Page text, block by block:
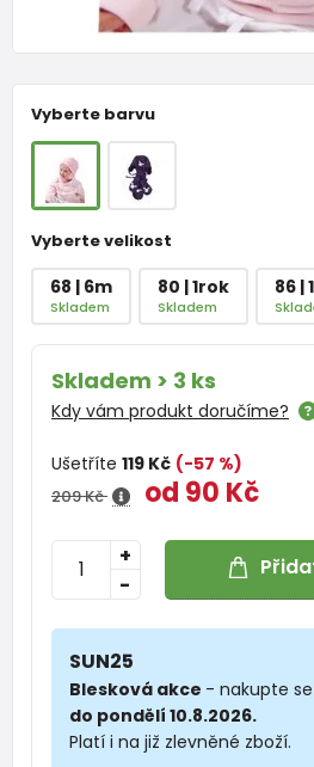
Vyberte barvu
Vyberte velikost
68 | 6m
Skladem
80 | 1rok
Skladem
86 |
Skladem > 3 ks
Kdy vám produkt doručíme?
Ušetříte 119 Kč (-57 %)
209 Kč od 90 Kč
-
+
SUN25
Blesková akce - nakupte
do pondělí 10.8.2026.
Platí i na již zlevněné zboží.